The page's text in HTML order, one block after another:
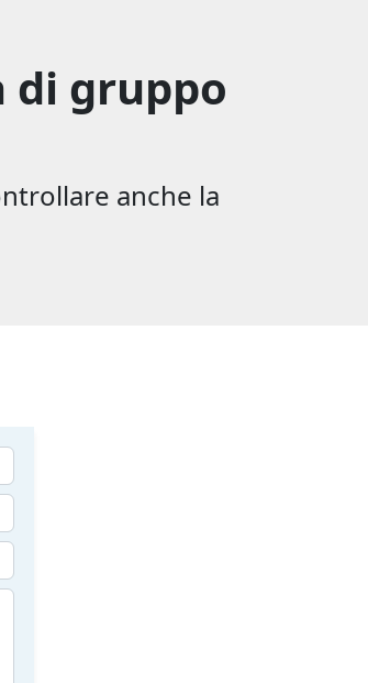
di gruppo
anche la